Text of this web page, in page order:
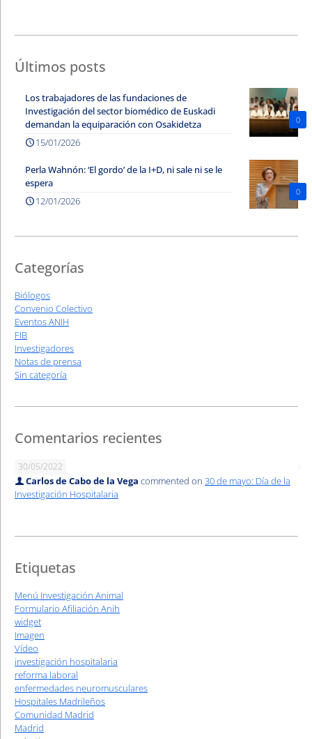
Últimos posts
0
Los trabajadores de las fundaciones de
Investigación del sector biomédico de Euskadi
demandan la equiparación con Osakidetza
15/01/2026
0
Perla Wahnón: ‘El gordo’ de la I+D, ni sale ni se le
espera
12/01/2026
Categorías
Biólogos
Convenio Colectivo
Eventos ANIH
FIB
Investigadores
Notas de prensa
Sin categoría
Comentarios recientes
30/05/2022
Carlos de Cabo de la Vega commented on 30 de mayo: Día de la
Investigación Hospitalaria
Etiquetas
Menú Investigación Animal
Formulario Afiliación Anih
widget
Imagen
Vídeo
investigación hospitalaria
reforma laboral
enfermedades neuromusculares
Hospitales Madrileños
Comunidad Madrid
Madrid